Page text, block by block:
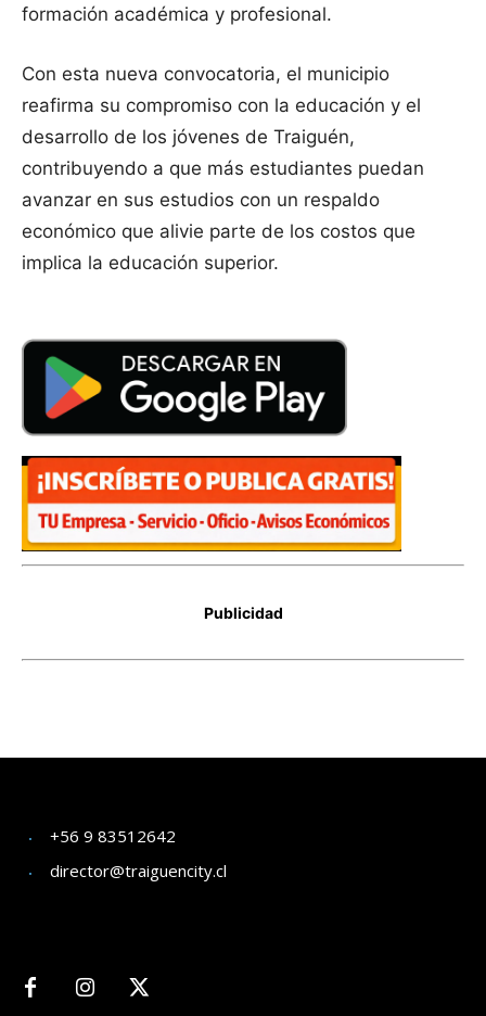
+56 9 83512642
director@traiguencity.cl